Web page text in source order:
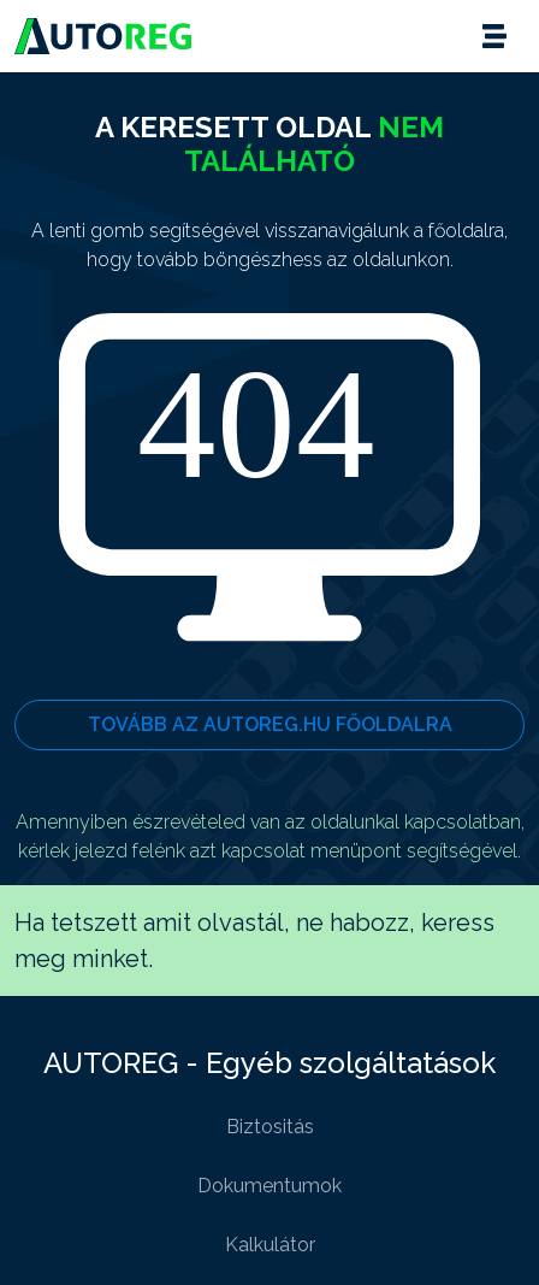
A KERESETT OLDAL NEM
TALÁLHATÓ
A lenti gomb segítségével visszanavigálunk a főoldalra,
hogy tovább böngészhess az oldalunkon.
TOVÁBB AZ AUTOREG.HU FŐOLDALRA
Amennyiben észrevételed van az oldalunkal kapcsolatban,
kérlek jelezd felénk azt kapcsolat menüpont segítségével.
Ha tetszett amit olvastál, ne habozz, keress
meg minket.
AUTOREG - Egyéb szolgáltatások
Biztositás
Dokumentumok
Kalkulátor